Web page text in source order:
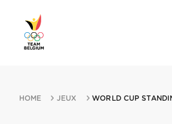
HOME JEUX